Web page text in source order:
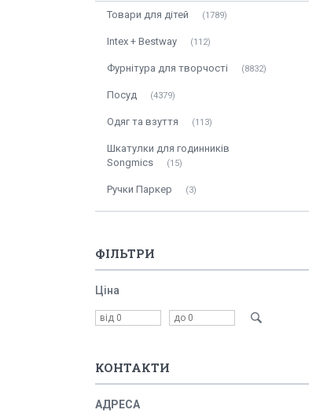
Товари для дітей 1789
Intex + Bestway 112
Фурнітура для творчості 8832
Посуд 4379
Одяг та взуття 113
Шкатулки для годинників
Songmics
15
Ручки Паркер 3
ФІЛЬТРИ
Ціна
КОНТАКТИ